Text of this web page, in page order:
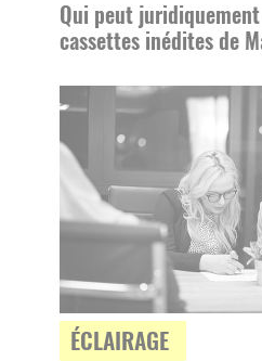
Qui peut
cassettes inédites de
ÉCLAIRAGE